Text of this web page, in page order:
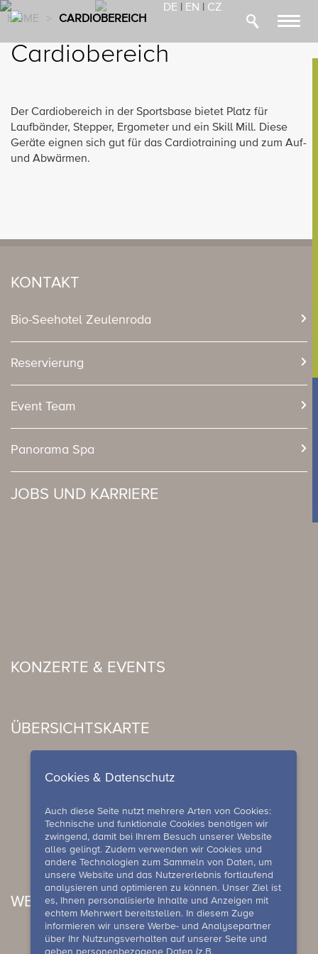
DE EN
CZ
HOME > CARDIOBEREICH
Cardiobereich
Der Cardiobereich in der Sportsbase bietet Platz für
Laufbänder, Stepper, Ergometer und ein Skill Mill. Diese
Geräte eignen sich gut für das Cardiotraining und zum Auf-
und Abwärmen.
KONTAKT
Bio-Seehotel Zeulenroda
Reservierung
Event Team
Panorama Spa
JOBS UND KARRIERE
KONZERTE & EVENTS
ÜBERSICHTSKARTE
WELLNESS ANGEBOTE
Cookies & Datenschutz
Auch diese Seite nutzt mehrere Arten von Cookies:
Technische und funktionale Cookies benötigen wir
zwingend, damit bei Ihrem Besuch unserer Website
alles gelingt. Zudem verwenden wir Cookies und
andere Technologien zum Sammeln von Daten, um
unsere Website und das Nutzererlebnis fortlaufend
analysieren und optimieren zu können. Unser Ziel ist
es, Ihnen personalisierte Inhalte und Anzeigen mit
echtem Mehrwert bereitstellen. In diesem Zuge
informieren wir unsere Werbe- und Analysepartner
über Ihr Nutzungsverhalten auf unserer Seite und
geben personenbezogene Daten (z.B.